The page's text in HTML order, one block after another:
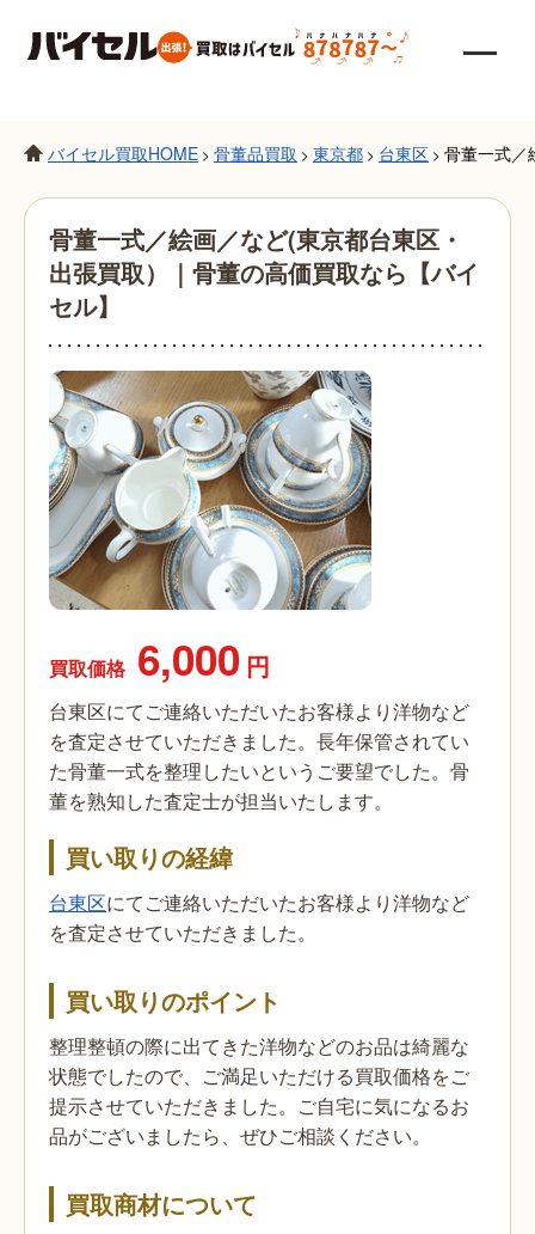
バイセル買取HOME > 骨董品買取 > 東京都 > 台東区 > 骨董一式／
骨董一式／絵画／など(東京都台東区・
出張買取）｜骨董の高価買取なら【バイ
セル】
買取価格 6,000 円
台東区にてご連絡いただいたお客様より洋物など
を査定させていただきました。長年保管されてい
た骨董一式を整理したいというご要望でした。骨
董を熟知した査定士が担当いたします。
買い取りの経緯
台東区にてご連絡いただいたお客様より洋物など
を査定させていただきました。
買い取りのポイント
整理整頓の際に出てきた洋物などのお品は綺麗な
状態でしたので、ご満足いただける買取価格をご
提示させていただきました。ご自宅に気になるお
品がございましたら、ぜひご相談ください。
買取商材について